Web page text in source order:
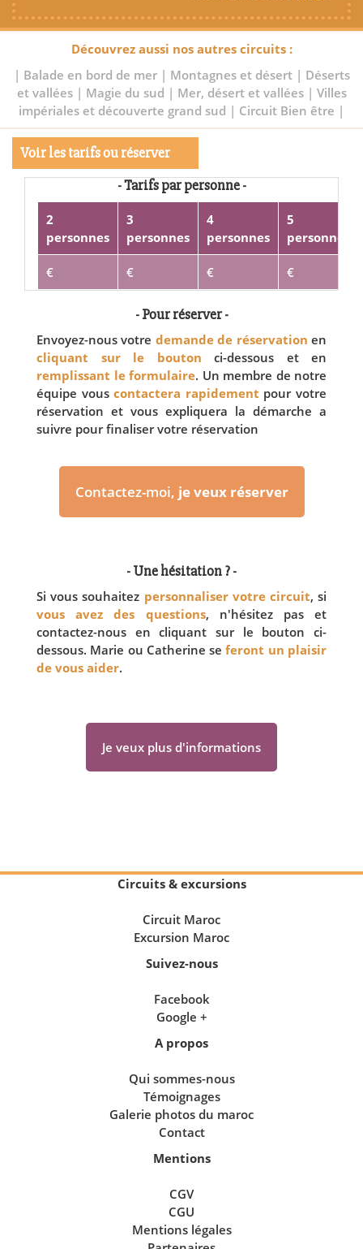
Découvrez aussi nos autres circuits :
| Balade en bord de mer | Montagnes et désert | Déserts
et vallées | Magie du sud | Mer, désert et vallées | Villes
impériales et découverte grand sud | Circuit Bien être |
Voir les tarifs ou réserver
- Tarifs par personne -
2
personnes
3
personnes
4
personnes
5
personnes
€ € € €
- Pour réserver -
Envoyez-nous votre demande de réservation en
cliquant sur le bouton ci-dessous et en
remplissant le formulaire. Un membre de notre
équipe vouscontactera rapidement pour votre
réservation et vous expliquera la démarche a
suivre pour finaliser votre réservation
Contactez-moi, je veux réserver
- Une hésitation ? -
Si vous souhaitez personnaliser votre circuit, si
vous avez des questions, n'hésitez pas et
contactez-nous en cliquant sur le bouton ci-
dessous. Marie ou Catherine seferont un plaisir
de vous aider.
Je veux plus d'informations
Circuits & excursions
Circuit Maroc
Excursion Maroc
Suivez-nous
Facebook
Google +
A propos
Qui sommes-nous
Témoignages
Galerie photos du maroc
Contact
Mentions
CGV
CGU
Mentions légales